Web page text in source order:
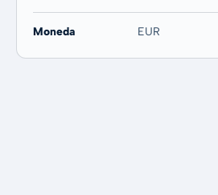
Moneda EUR